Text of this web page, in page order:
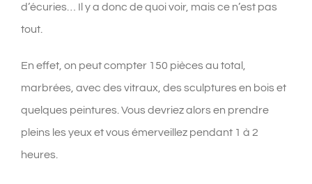
d’écuries…
Il y a donc de quoi voir, mais ce n’est pas
tout.
En effet, on peut compter 150 pièces au total,
marbrées, avec des vitraux, des sculptures en bois et
quelques peintures. Vous devriez alors en prendre
pleins les yeux et vous émerveillez pendant 1 à 2
heures.